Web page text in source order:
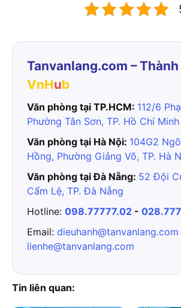
Tanvanlang.com –
VnHub
Văn phòng tại TP.HCM: 112/6
Phường Tân Sơn, TP. Hồ Chí Minh
Văn phòng tại Hà Nội: 104G2
Hồng, Phường Giảng Võ, TP. Hà
Văn phòng tại Đà Nẵng: 52 Đội
Cẩm Lệ, TP. Đà Nẵng
Hotline: 098.77777.02 -
Email: dieuhanh@tanvanlang.com
lienhe@tanvanlang.com
Tin liên quan: